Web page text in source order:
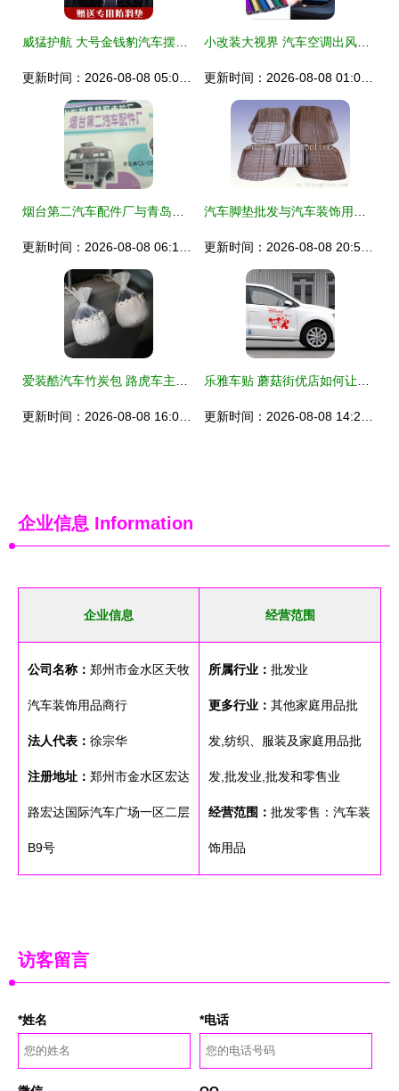
企业信息 Information
企业信息 经营范围
公司名称： 郑州市金水区天牧
汽车装饰用品商行
法人代表： 徐宗华
注册地址： 郑州市金水区宏达
路宏达国际汽车广场一区二层
B9号
所属行业： 批发业
更多行业： 其他家庭用品批
发,纺织、服装及家庭用品批
发,批发业,批发和零售业
经营范围： 批发零售：汽车装
饰用品
访客留言
*姓名 *电话